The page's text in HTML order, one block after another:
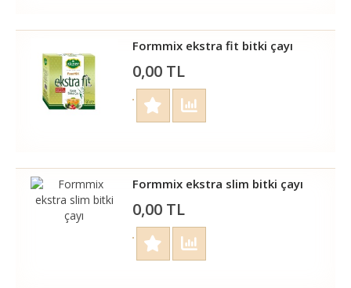
Formmix ekstra fit bitki çayı
0,00 TL
Formmix ekstra slim bitki çayı
0,00 TL